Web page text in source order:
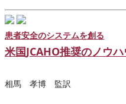
患者安全のシステムを創る
米国JCAHO推奨のノウハ
相馬 孝博 監訳